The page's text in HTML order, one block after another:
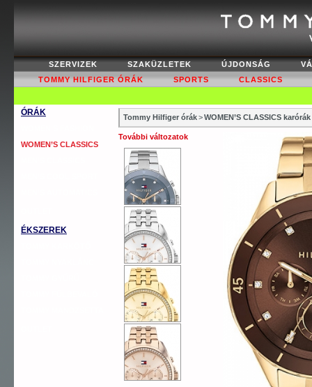
SZERVIZEK SZAKÜZLETEK ÚJDONSÁG
TOMMY HILFIGER ÓRÁK
SPORTS CLASSICS
ÓRÁK
WOMEN’S CLASSICS
ÉKSZEREK
Tommy Hilfiger órák>WOMEN’S CLASSICS karórák
További változatok